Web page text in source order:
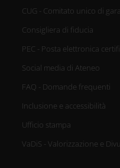
CUG - Comitato unico di
Consigliera di fiducia
PEC - Posta elettronica
Social media di Ateneo
FAQ - Domande frequenti
Inclusione e accessibilità
Ufficio stampa
VaDiS - Valorizzazione e